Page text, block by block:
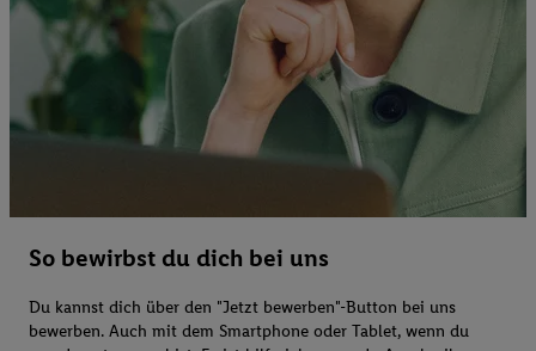
So bewirbst du dich bei uns
Du kannst dich über den "Jetzt bewerben"-Button bei uns
bewerben. Auch mit dem Smartphone oder Tablet, wenn du